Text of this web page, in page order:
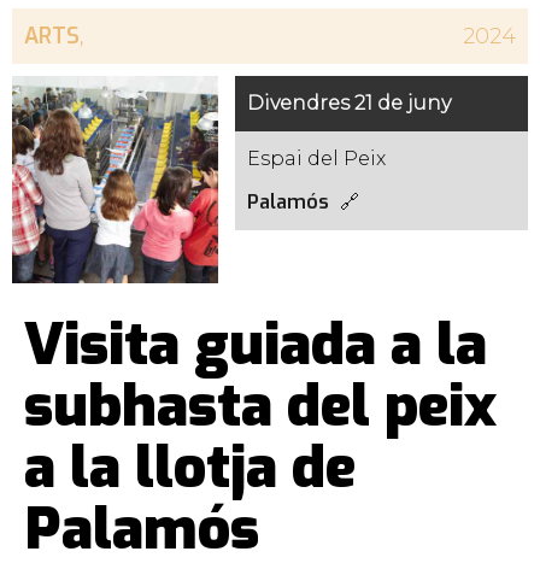
ARTS, 2024
Divendres 21 de juny
Espai del Peix
Palamós
Visita guiada a la
subhasta del peix
a la llotja de
Palamós